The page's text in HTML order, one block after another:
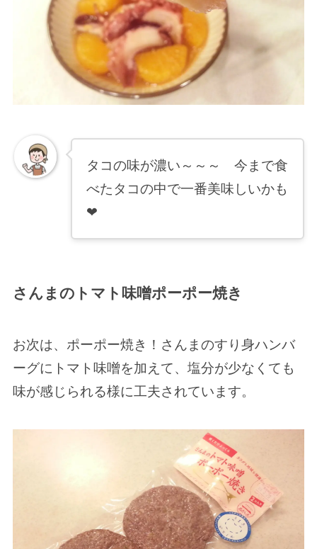
タコの味が濃い～～～ 今まで食
べたタコの中で一番美味しいかも
❤
さんまのトマト味噌ポーポー焼き
お次は、ポーポー焼き！さんまのすり身ハンバ
ーグにトマト味噌を加えて、塩分が少なくても
味が感じられる様に工夫されています。